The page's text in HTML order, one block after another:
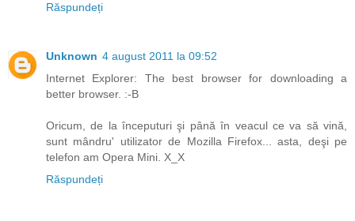
Răspundeți
Unknown 4 august 2011 la 09:52
Internet Explorer: The best browser for downloading a
better browser. :-B
Oricum, de la începuturi şi până în veacul ce va să vină,
sunt mândru' utilizator de Mozilla Firefox... asta, deşi pe
telefon am Opera Mini. X_X
Răspundeți